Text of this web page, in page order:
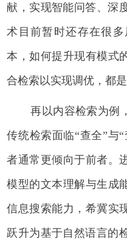
献，实现智能问答、深
术目前暂时还存在很
本，如何提升现有模式
合检索以实现调优，都
再以内容检索为例
传统检索面临“查全”与
者通常更倾向于前者。
模型的文本理解与生成
信息搜索能力，希冀实
跃升为基于自然语言的